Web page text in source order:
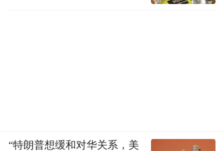
“特朗普想缓和对华关系，美